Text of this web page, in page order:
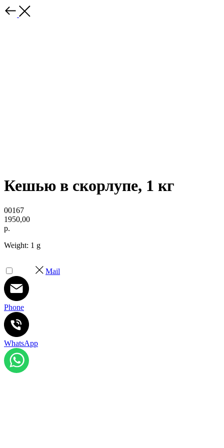
Кешью в скорлупе, 1 кг
00167
1950,00
р.
Weight: 1 g
Mail
Phone
WhatsApp